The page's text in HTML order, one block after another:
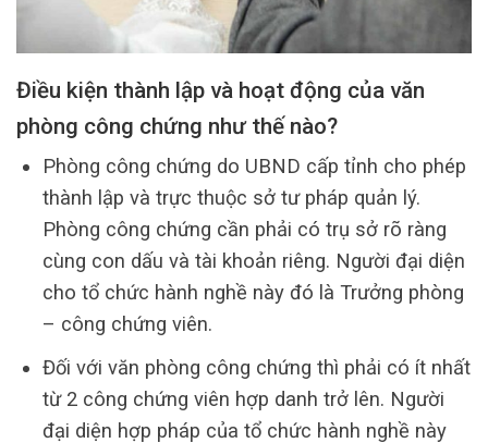
Điều kiện thành lập và hoạt động của văn
phòng công chứng như thế nào?
Phòng công chứng do UBND cấp tỉnh cho phép
thành lập và trực thuộc sở tư pháp quản lý.
Phòng công chứng cần phải có trụ sở rõ ràng
cùng con dấu và tài khoản riêng. Người đại diện
cho tổ chức hành nghề này đó là Trưởng phòng
– công chứng viên.
Đối với văn phòng công chứng thì phải có ít nhất
từ 2 công chứng viên hợp danh trở lên. Người
đại diện hợp pháp của tổ chức hành nghề này